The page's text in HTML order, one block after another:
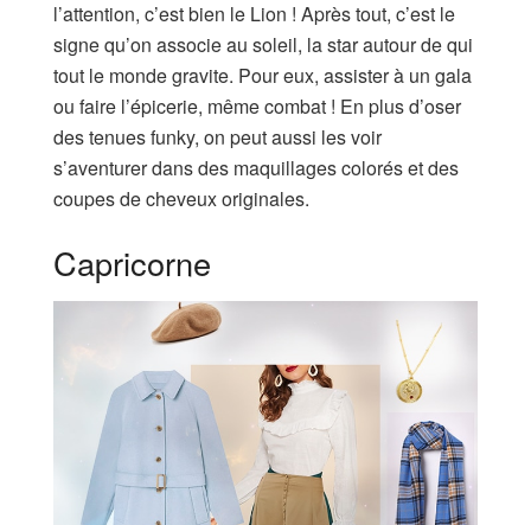
l’attention, c’est bien le Lion ! Après tout, c’est le
signe qu’on associe au soleil, la star autour de qui
tout le monde gravite. Pour eux, assister à un gala
ou faire l’épicerie, même combat ! En plus d’oser
des tenues funky, on peut aussi les voir
s’aventurer dans des maquillages colorés et des
coupes de cheveux originales.
Capricorne